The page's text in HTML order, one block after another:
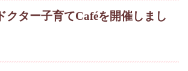
クター子育てCaféを開催しまし